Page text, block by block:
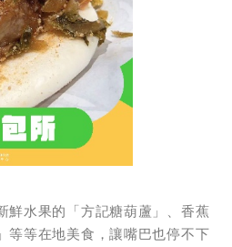
水果的「方記糖葫蘆」、香蕉
等等在地美食，讓嘴巴也停不下